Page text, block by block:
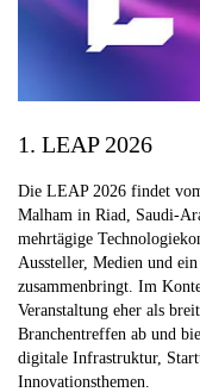
1. LEAP 2026
Die LEAP 2026 findet
Malham in Riad, Saudi-
mehrtägige
Aussteller, Medien und
zusammenbringt. Im
Veranstaltung eher als
Branchentreffen ab und
digitale Infrastruktur,
Innovationsthemen.